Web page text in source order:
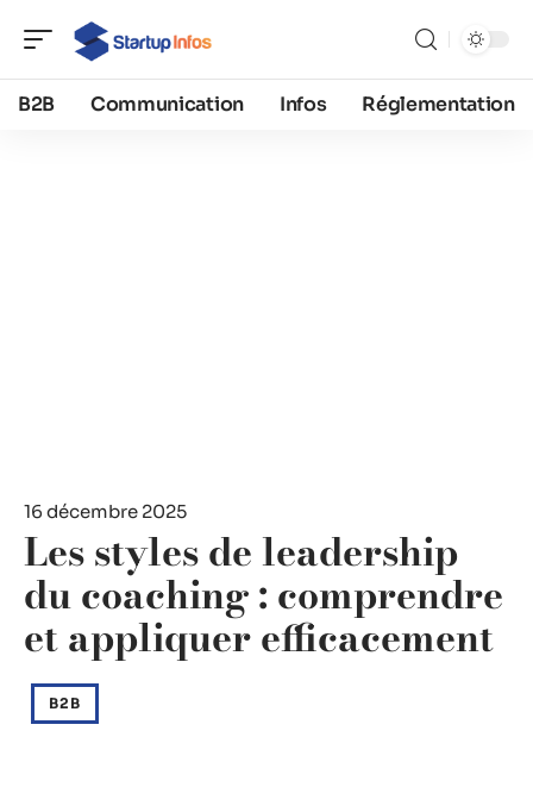
B2B Communication Infos Réglementation
16 décembre 2025
Les styles de leadership
du coaching : comprendre
et appliquer efficacement
B2B